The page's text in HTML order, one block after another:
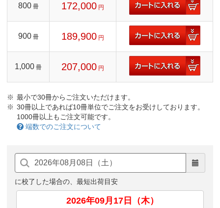
800 冊 172,000 円
900 冊 189,900 円
1,000 冊 207,000 円
最小で30冊からご注文いただけます。
30冊以上であれば10冊単位でご注文をお受けしております。
1000冊以上もご注文可能です。
端数でのご注文について
に校了した場合の、最短出荷目安
2026年09月17日（木）